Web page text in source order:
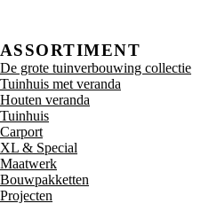
ASSORTIMENT
De grote tuinverbouwing collectie
Tuinhuis met veranda
Houten veranda
Tuinhuis
Carport
XL & Special
Maatwerk
Bouwpakketten
Projecten